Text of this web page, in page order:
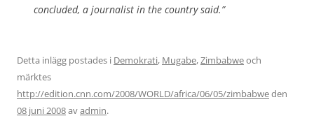
concluded, a journalist in the country said.”
Detta inlägg postades i Demokrati, Mugabe,Zimbabweoch
märktes
http://edition.cnn.com/2008/WORLD/africa/06/05/zimbabweden
08 juni 2008avadmin.